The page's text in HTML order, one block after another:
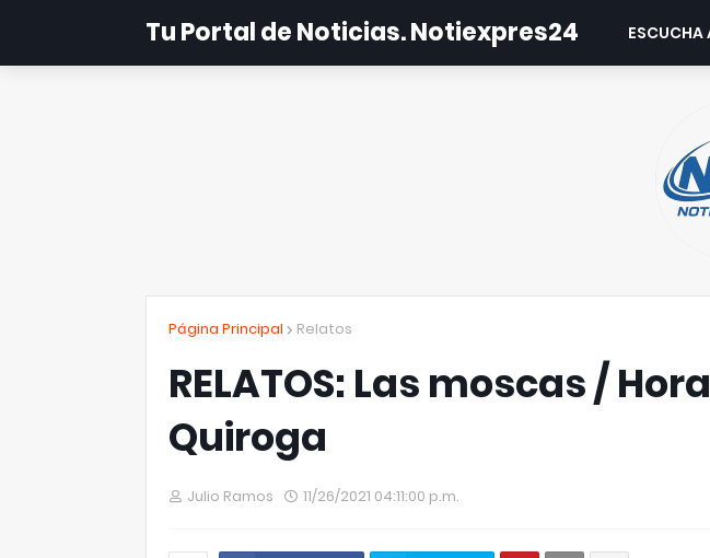
Tu Portal de Noticias. Notiexpres24 ESCUCHA
Página Principal Relatos
RELATOS: Las moscas /
Quiroga
Julio Ramos 11/26/2021 04:11:00 p.m.